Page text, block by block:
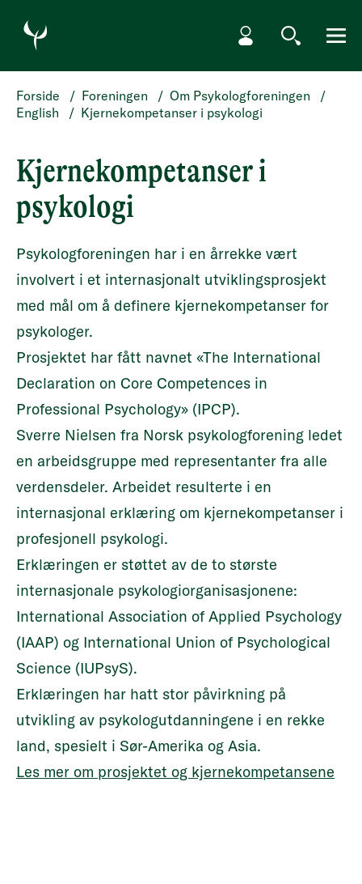
HOPP TIL HOVEDINNHOLD
Min side
Søk Meny
Forside / Foreningen / Om Psykologforeningen
/
English
/ Kjernekompetanser i psykologi
Kjernekompetanser i
psykologi
Psykologforeningen har i en årrekke vært
involvert i et internasjonalt utviklingsprosjekt
med mål om å definere kjernekompetanser for
psykologer.
Prosjektet har fått navnet «The International
Declaration on Core Competences in
Professional Psychology» (IPCP).
Sverre Nielsen fra Norsk psykologforening ledet
en arbeidsgruppe med representanter fra alle
verdensdeler. Arbeidet resulterte i en
internasjonal erklæring om kjernekompetanser i
profesjonell psykologi.
Erklæringen er støttet av de to største
internasjonale psykologiorganisasjonene:
International Association of Applied Psychology
(IAAP) og International Union of Psychological
Science (IUPsyS).
Erklæringen har hatt stor påvirkning på
utvikling av psykologutdanningene i en rekke
land, spesielt i Sør-Amerika og Asia.
Les mer om prosjektet og kjernekompetansene